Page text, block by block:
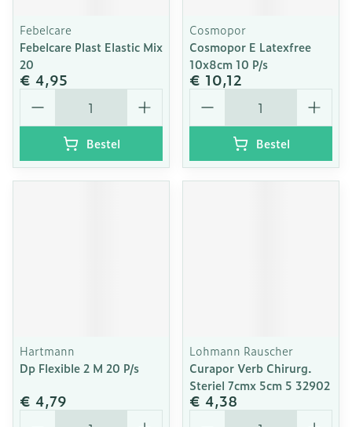
Febelcare
Febelcare Plast Elastic Mix
20
€ 4,95
Aantal
Bestel
Cosmopor
Cosmopor E Latexfree
10x8cm 10 P/s
€ 10,12
Aantal
Bestel
Hartmann
Dp Flexible 2 M 20 P/s
€ 4,79
Aantal
Lohmann Rauscher
Curapor Verb Chirurg.
Steriel 7cmx 5cm 5 32902
€ 4,38
Aantal